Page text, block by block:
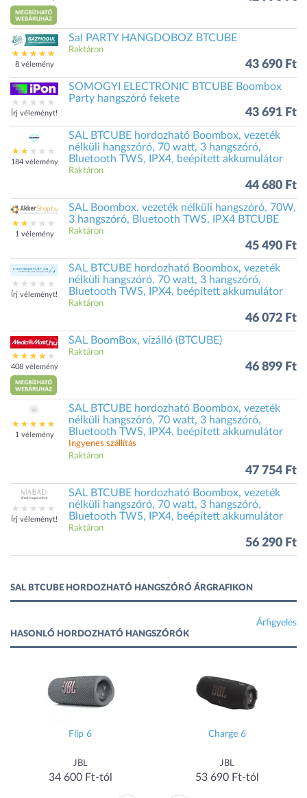
8 vélemény
Sal PARTY HANGDOBOZ BTCUBE
Raktáron
43 690 Ft
Írj véleményt!
SOMOGYI ELECTRONIC BTCUBE Boombox
Party hangszóró fekete
43 691 Ft
184 vélemény
SAL BTCUBE hordozható Boombox, vezeték
nélküli hangszóró, 70 watt, 3 hangszóró,
Bluetooth TWS, IPX4, beépített akkumulátor
Raktáron
44 680 Ft
1 vélemény
SAL Boombox, vezeték nélküli hangszóró, 70W,
3 hangszóró, Bluetooth TWS, IPX4 BTCUBE
Raktáron
45 490 Ft
Írj véleményt!
SAL BTCUBE hordozható Boombox, vezeték
nélküli hangszóró, 70 watt, 3 hangszóró,
Bluetooth TWS, IPX4, beépített akkumulátor
Raktáron
46 072 Ft
408 vélemény
SAL BoomBox, vízálló (BTCUBE)
Raktáron
46 899 Ft
1 vélemény
SAL BTCUBE hordozható Boombox, vezeték
nélküli hangszóró, 70 watt, 3 hangszóró,
Bluetooth TWS, IPX4, beépített akkumulátor
Ingyenes szállítás
Raktáron
47 754 Ft
Írj véleményt!
SAL BTCUBE hordozható Boombox, vezeték
nélküli hangszóró, 70 watt, 3 hangszóró,
Bluetooth TWS, IPX4, beépített akkumulátor
Raktáron
56 290 Ft
SAL BTCUBE HORDOZHATÓ HANGSZÓRÓ ÁRGRAFIKON
Árfigyelés
HASONLÓ HORDOZHATÓ HANGSZÓRÓK
Flip 6
34 600 Ft-tól
Charge 6
53 690 Ft-tól